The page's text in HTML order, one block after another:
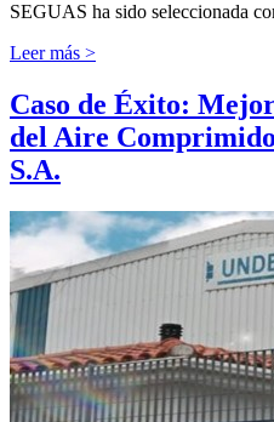
SEGUAS ha sido seleccionada
Leer más >
Caso de Éxito:
del Aire
S.A.